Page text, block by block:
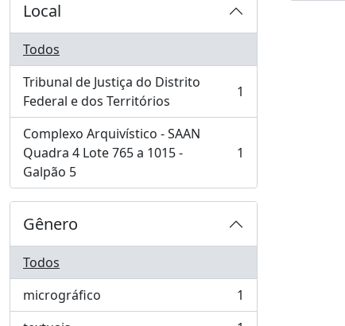
Local
Todos
Tribunal de Justiça do Distrito
Federal e dos Territórios
, 1 resultados 1
Complexo Arquivístico - SAAN
Quadra 4 Lote 765 a 1015 -
Galpão 5
, 1 resultados 1
Gênero
Todos
micrográfico
, 1 resultados
1